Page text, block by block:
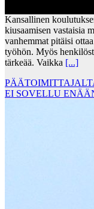
Kansallinen
kiusaamisen vastaisia
vanhemmat pitäisi
työhön. Myös
tärkeää. Vaikka [...]
EI SOVELLU